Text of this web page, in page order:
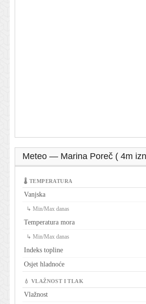
Meteo — Marina Poreč ( 4m
🌡 TEMPERATURA
Vanjska
↳ Min/Max danas
Temperatura mora
↳ Min/Max danas
Indeks topline
Osjet hladnoće
💧 VLAŽNOST I TLAK
Vlažnost